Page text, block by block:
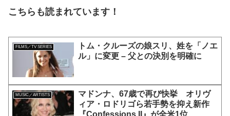
こちらも読まれています！
FILMS／TV SERIES
トム・クルーズの娘スリ、姓を「ノエ
ル」に変更 – 父との決別を明確に
MUSIC／ARTISTS
マドンナ、67歳で再び快挙 オリヴ
ィア・ロドリゴら若手勢を抑え新作
『Confessions II』が全米1位